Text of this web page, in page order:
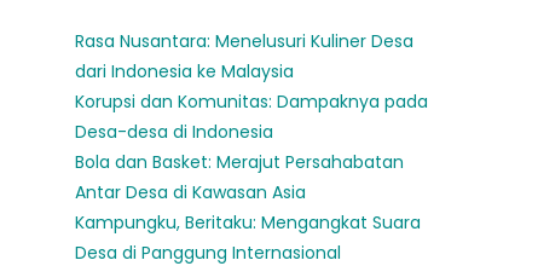
Rasa Nusantara: Menelusuri Kuliner Desa
dari Indonesia ke Malaysia
Korupsi dan Komunitas: Dampaknya pada
Desa-desa di Indonesia
Bola dan Basket: Merajut Persahabatan
Antar Desa di Kawasan Asia
Kampungku, Beritaku: Mengangkat Suara
Desa di Panggung Internasional